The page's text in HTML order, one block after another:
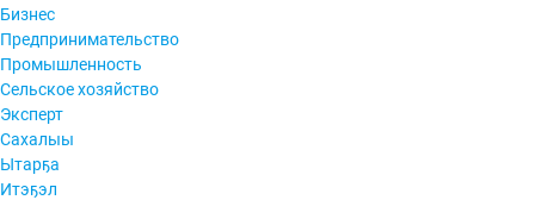
Бизнес
Предпринимательство
Промышленность
Сельское хозяйство
Эксперт
Сахалыы
Ытарҕа
Итэҕэл